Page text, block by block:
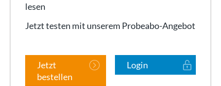
lesen
Jetzt testen mit unserem Probeabo-Angebot
Jetzt
bestellen
Login